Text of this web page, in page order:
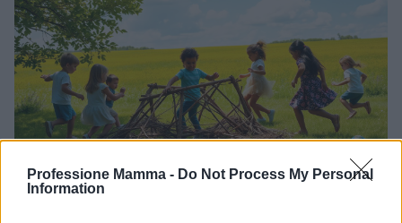
Professione Mamma - Do Not Process My Personal
Information
Metodi Happy Child: una guida per la